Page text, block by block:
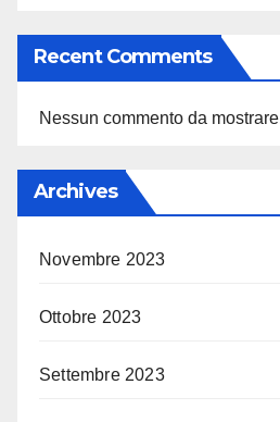
Recent Comments
Nessun commento da
Archives
Novembre 2023
Ottobre 2023
Settembre 2023